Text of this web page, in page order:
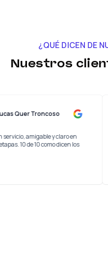
¿QUÉ DICEN DE
Nuestros
buen servicio, amigable y claro en
las etapas. 10 de 10 como dicen los
Lucas Quer Troncoso